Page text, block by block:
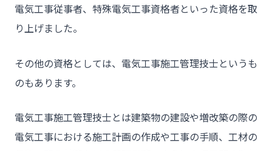
電気工事従事者、特殊電気工事資格者といった資格を取
り上げました。
その他の資格としては、電気工事施工管理技士というも
のもあります。
電気工事施工管理技士とは建築物の建設や増改築の際の
電気工事における施工計画の作成や工事の手順、工材の